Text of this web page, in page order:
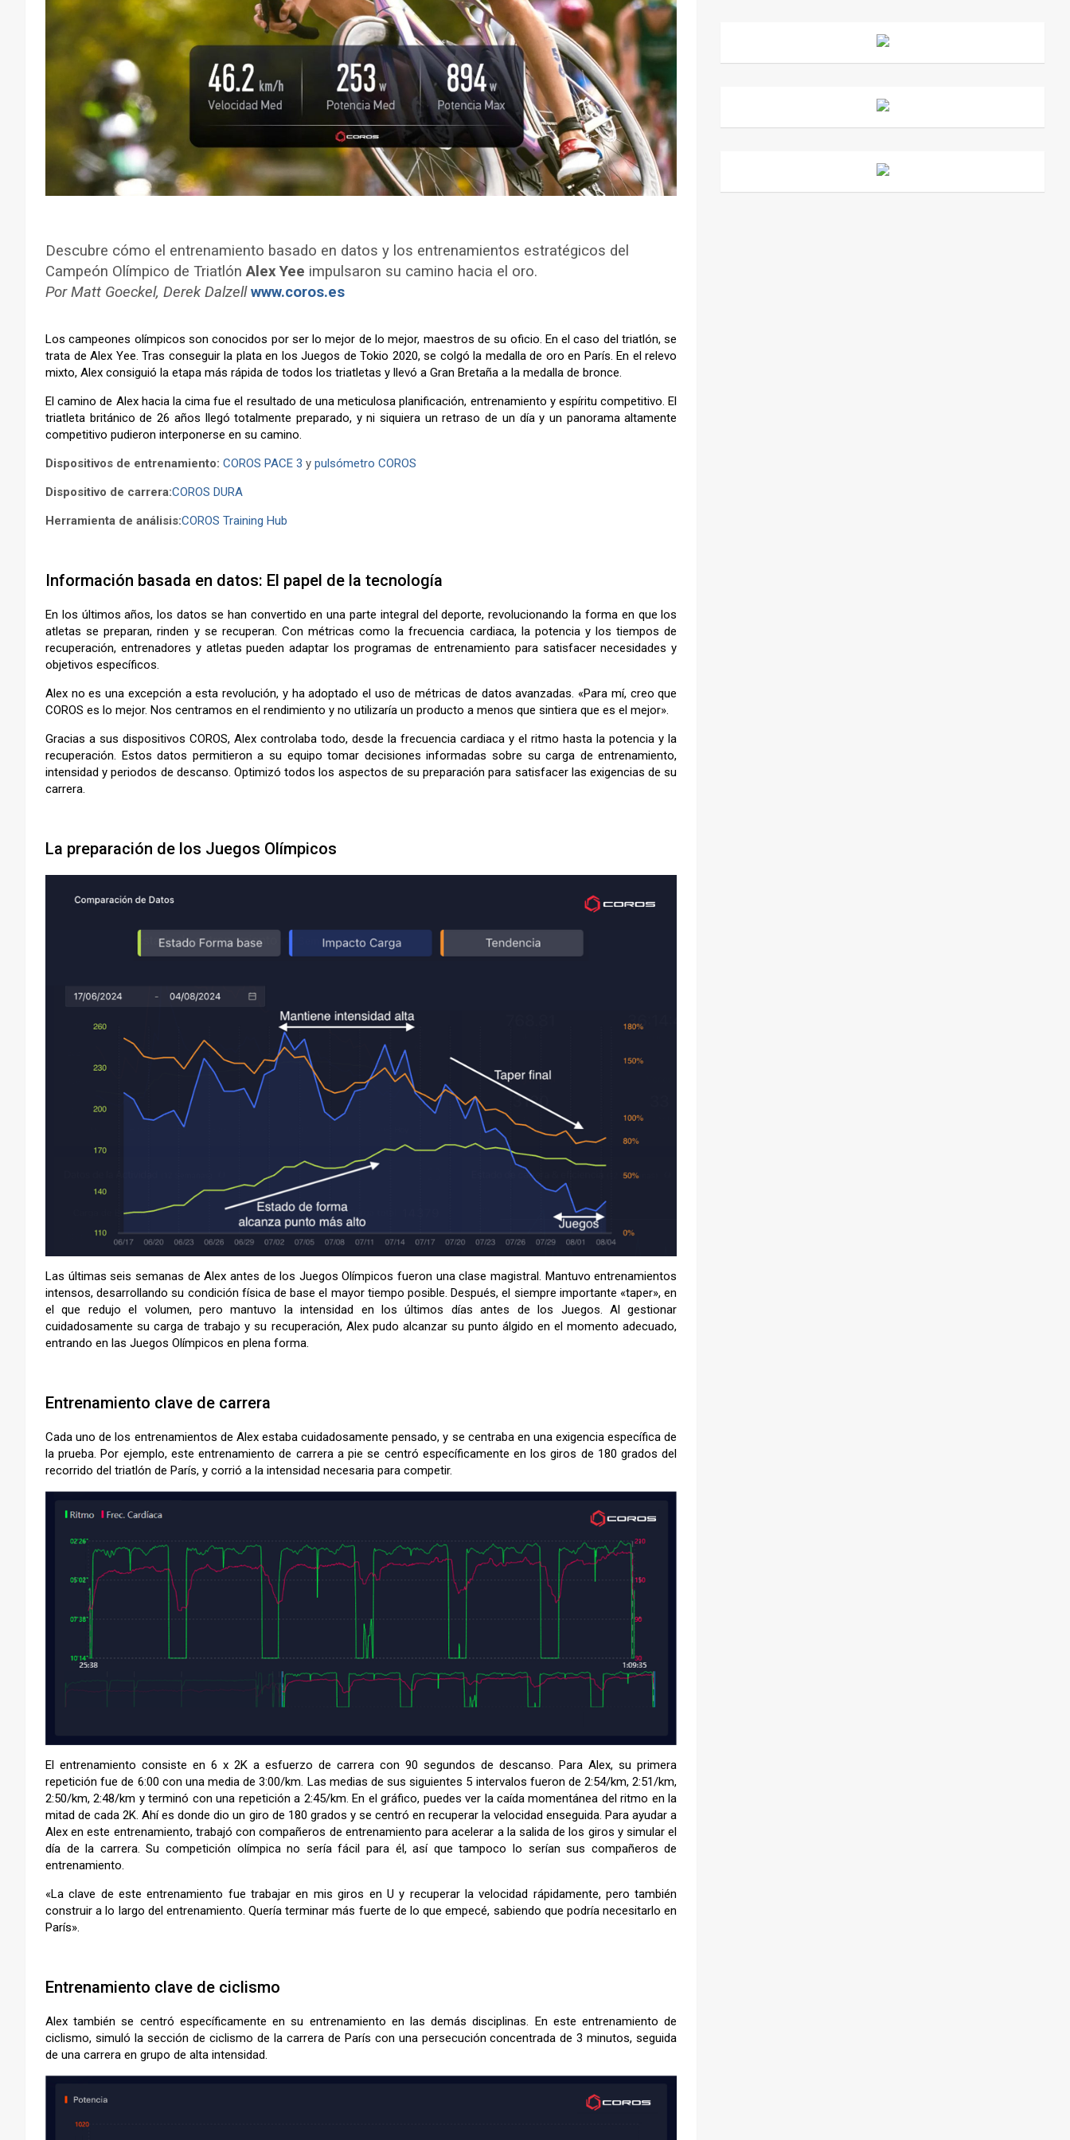
Descubre cómo el entrenamiento basado en datos y los entrenamientos estratégicos del
Campeón Olímpico de Triatlón Alex Yee impulsaron su camino hacia el oro.
Por Matt Goeckel, Derek Dalzellwww.coros.es
Los campeones olímpicos son conocidos por ser lo mejor de lo mejor, maestros de su oficio. En el caso del triatlón, se
trata de Alex Yee. Tras conseguir la plata en los Juegos de Tokio 2020, se colgó la medalla de oro en París. En el relevo
mixto, Alex consiguió la etapa más rápida de todos los triatletas y llevó a Gran Bretaña a la medalla de bronce.
El camino de Alex hacia la cima fue el resultado de una meticulosa planificación, entrenamiento y espíritu competitivo. El
triatleta británico de 26 años llegó totalmente preparado, y ni siquiera un retraso de un día y un panorama altamente
competitivo pudieron interponerse en su camino.
Dispositivos de entrenamiento: COROS PACE 3 y pulsómetro COROS
Dispositivo de carrera:COROS DURA
Herramienta de análisis:COROS Training Hub
Información basada en datos: El papel de la tecnología
En los últimos años, los datos se han convertido en una parte integral del deporte, revolucionando la forma en que los
atletas se preparan, rinden y se recuperan. Con métricas como la frecuencia cardiaca, la potencia y los tiempos de
recuperación, entrenadores y atletas pueden adaptar los programas de entrenamiento para satisfacer necesidades y
objetivos específicos.
Alex no es una excepción a esta revolución, y ha adoptado el uso de métricas de datos avanzadas. «Para mí, creo que
COROS es lo mejor. Nos centramos en el rendimiento y no utilizaría un producto a menos que sintiera que es el mejor».
Gracias a sus dispositivos COROS, Alex controlaba todo, desde la frecuencia cardiaca y el ritmo hasta la potencia y la
recuperación. Estos datos permitieron a su equipo tomar decisiones informadas sobre su carga de entrenamiento,
intensidad y periodos de descanso. Optimizó todos los aspectos de su preparación para satisfacer las exigencias de su
carrera.
La preparación de los Juegos Olímpicos
Las últimas seis semanas de Alex antes de los Juegos Olímpicos fueron una clase magistral. Mantuvo entrenamientos
intensos, desarrollando su condición física de base el mayor tiempo posible. Después, el siempre importante «taper», en
el que redujo el volumen, pero mantuvo la intensidad en los últimos días antes de los Juegos. Al gestionar
cuidadosamente su carga de trabajo y su recuperación, Alex pudo alcanzar su punto álgido en el momento adecuado,
entrando en las Juegos Olímpicos en plena forma.
Entrenamiento clave de carrera
Cada uno de los entrenamientos de Alex estaba cuidadosamente pensado, y se centraba en una exigencia específica de
la prueba. Por ejemplo, este entrenamiento de carrera a pie se centró específicamente en los giros de 180 grados del
recorrido del triatlón de París, y corrió a la intensidad necesaria para competir.
El entrenamiento consiste en 6 x 2K a esfuerzo de carrera con 90 segundos de descanso. Para Alex, su primera
repetición fue de 6:00 con una media de 3:00/km. Las medias de sus siguientes 5 intervalos fueron de 2:54/km, 2:51/km,
2:50/km, 2:48/km y terminó con una repetición a 2:45/km. En el gráfico, puedes ver la caída momentánea del ritmo en la
mitad de cada 2K. Ahí es donde dio un giro de 180 grados y se centró en recuperar la velocidad enseguida. Para ayudar a
Alex en este entrenamiento, trabajó con compañeros de entrenamiento para acelerar a la salida de los giros y simular el
día de la carrera. Su competición olímpica no sería fácil para él, así que tampoco lo serían sus compañeros de
entrenamiento.
«La clave de este entrenamiento fue trabajar en mis giros en U y recuperar la velocidad rápidamente, pero también
construir a lo largo del entrenamiento. Quería terminar más fuerte de lo que empecé, sabiendo que podría necesitarlo en
París».
Entrenamiento clave de ciclismo
Alex también se centró específicamente en su entrenamiento en las demás disciplinas. En este entrenamiento de
ciclismo, simuló la sección de ciclismo de la carrera de París con una persecución concentrada de 3 minutos, seguida
de una carrera en grupo de alta intensidad.